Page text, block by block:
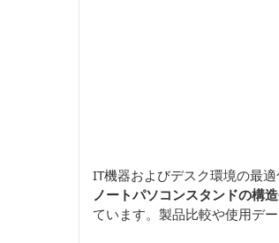
IT機器およびデスク環境の最
ノートパソコンスタンドの構
ています。製品比較や使用デ